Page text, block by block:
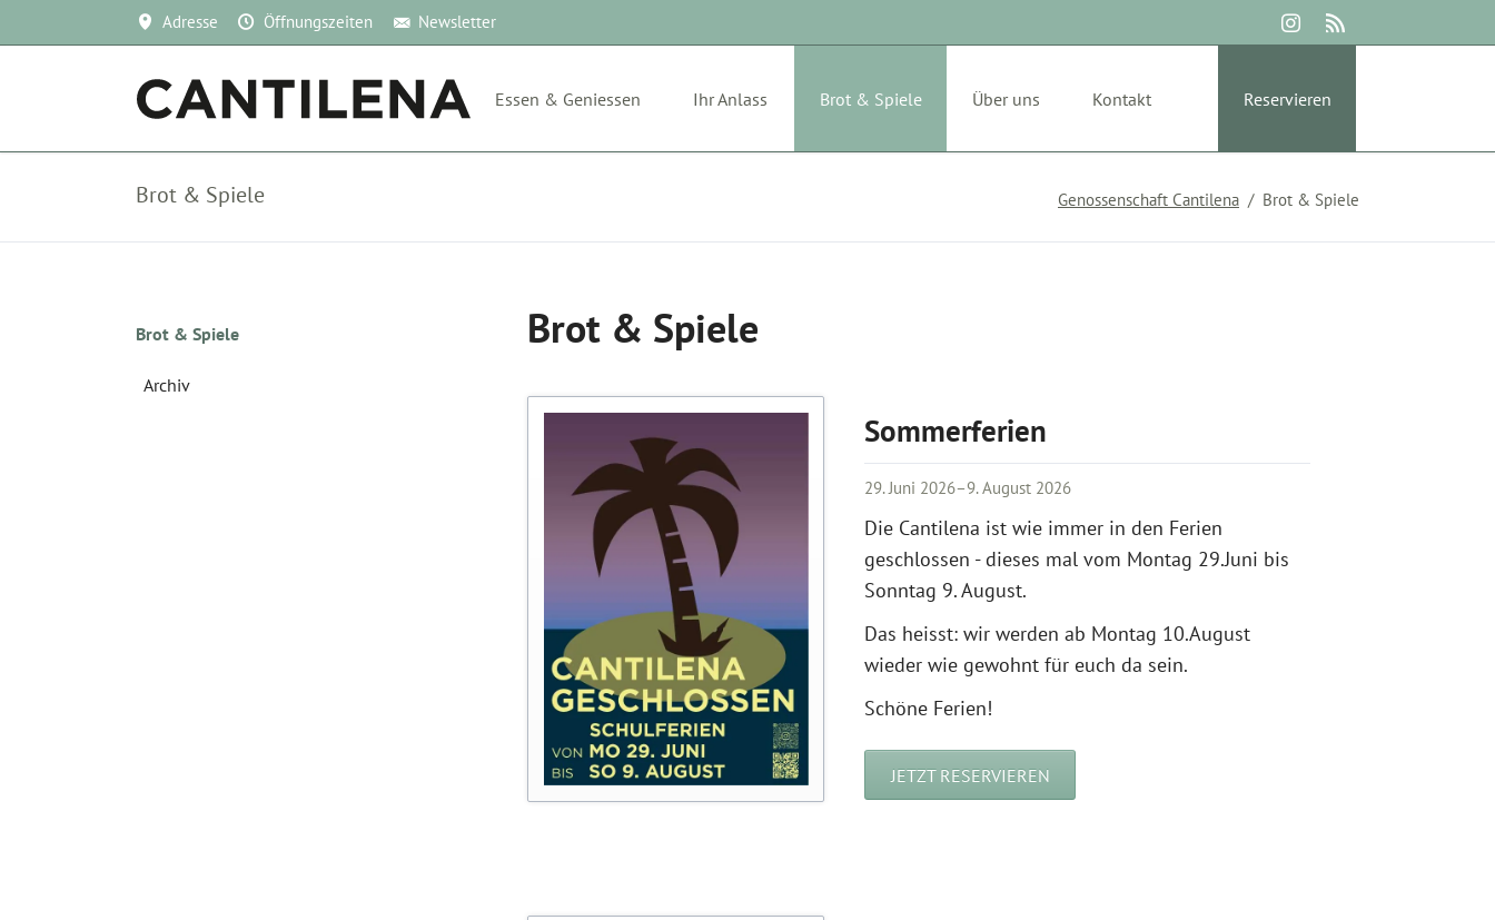
Adresse Öffnungszeiten Newsletter
Essen & Geniessen Ihr Anlass Brot & Spiele Über uns Kontakt Reservieren
Brot & Spiele Genossenschaft Cantilena Brot & Spiele
Brot & Spiele
Sommerferien
29. Juni 2026–9. August 2026
Die Cantilena ist wie immer in den Ferien
geschlossen - dieses mal vom Montag 29.Juni bis
Sonntag 9. August.
Das heisst: wir werden ab Montag 10.August
wieder wie gewohnt für euch da sein.
Schöne Ferien!
JETZT RESERVIEREN
Navigation
Brot & Spiele
Archiv